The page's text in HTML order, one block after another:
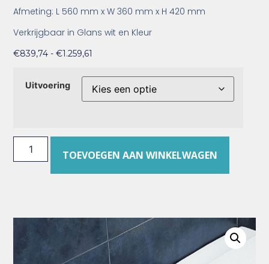
Afmeting: L 560 mm x W 360 mm x H 420 mm
Verkrijgbaar in Glans wit en Kleur
€839,74 - €1.259,61
Uitvoering
TOEVOEGEN AAN WINKELWAGEN